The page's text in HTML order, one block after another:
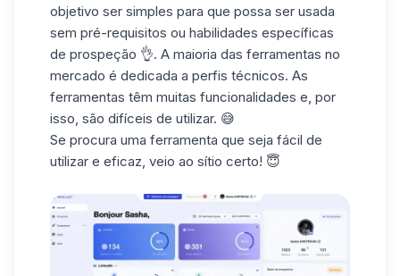
objetivo ser simples para que possa ser usada
sem pré-requisitos ou habilidades específicas
de prospeção 👌. A maioria das ferramentas no
mercado é dedicada a perfis técnicos. As
ferramentas têm muitas funcionalidades e, por
isso, são difíceis de utilizar. 😅
Se procura uma ferramenta que seja fácil de
utilizar e eficaz, veio ao sítio certo! 😇